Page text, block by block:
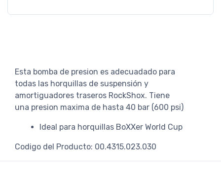
Esta bomba de presion es adecuadado para
todas las horquillas de suspensión y
amortiguadores traseros RockShox. Tiene
una presion maxima de hasta 40 bar (600 psi)
Ideal para horquillas BoXXer World Cup
Codigo del Producto: 00.4315.023.030